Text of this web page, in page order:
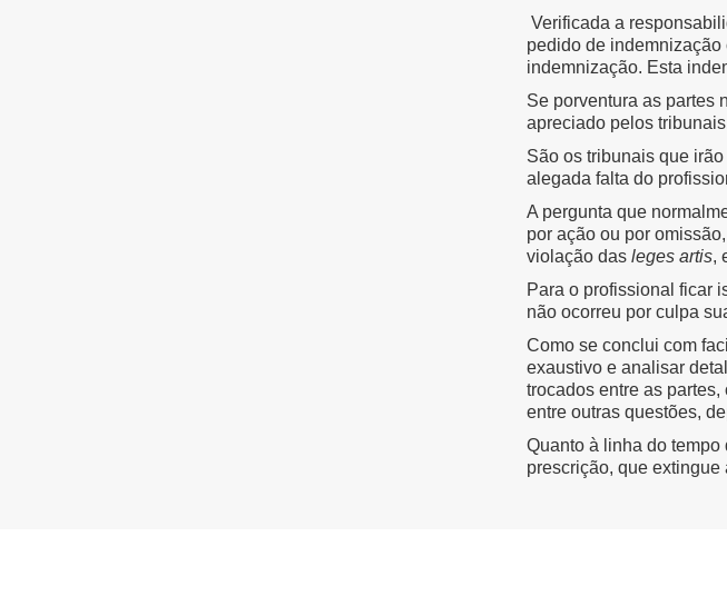
Verificada a
pedido de
indemnização. Esta
Se porventura as partes
apreciado pelos
São os tribunais que
alegada falta do
A pergunta que
por ação ou por
violação das leges artis,
Para o profissional ficar
não ocorreu por culpa
Como se conclui com
exaustivo e analisar
trocados entre as
entre outras questões,
Quanto à linha do tempo
prescrição, que